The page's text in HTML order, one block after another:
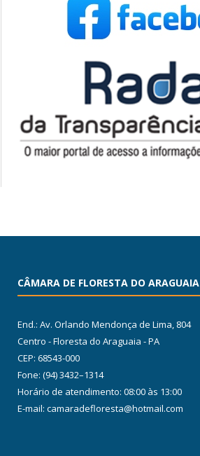
CÂMARA DE FLORESTA DO ARAGUAIA
End.: Av. Orlando Mendonça de Lima, 804
Centro - Floresta do Araguaia - PA
CEP: 68543-000
Fone: (94) 3432–1314
Horário de atendimento: 08:00 às 13:00
E-mail: camaradefloresta@hotmail.com